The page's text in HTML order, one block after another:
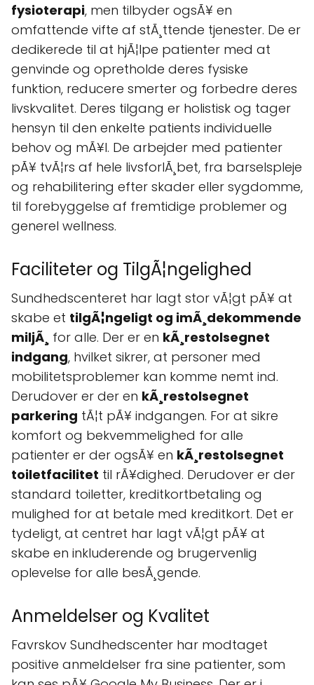
fysioterapi, men tilbyder ogsÃ¥ en
omfattende vifte af stÃ¸ttende tjenester. De er
dedikerede til at hjÃ¦lpe patienter med at
genvinde og opretholde deres fysiske
funktion, reducere smerter og forbedre deres
livskvalitet. Deres tilgang er holistisk og tager
hensyn til den enkelte patients individuelle
behov og mÃ¥l. De arbejder med patienter
pÃ¥ tvÃ¦rs af hele livsforlÃ¸bet, fra barselspleje
og rehabilitering efter skader eller sygdomme,
til forebyggelse af fremtidige problemer og
generel wellness.
Faciliteter og TilgÃ¦ngelighed
Sundhedscenteret har lagt stor vÃ¦gt pÃ¥ at
skabe et tilgÃ¦ngeligt og imÃ¸dekommende
miljÃ¸ for alle. Der er en kÃ¸restolsegnet
indgang, hvilket sikrer, at personer med
mobilitetsproblemer kan komme nemt ind.
Derudover er der en kÃ¸restolsegnet
parkering tÃ¦t pÃ¥ indgangen. For at sikre
komfort og bekvemmelighed for alle
patienter er der ogsÃ¥ en kÃ¸restolsegnet
toiletfacilitet til rÃ¥dighed. Derudover er der
standard toiletter, kreditkortbetaling og
mulighed for at betale med kreditkort. Det er
tydeligt, at centret har lagt vÃ¦gt pÃ¥ at
skabe en inkluderende og brugervenlig
oplevelse for alle besÃ¸gende.
Anmeldelser og Kvalitet
Favrskov Sundhedscenter har modtaget
positive anmeldelser fra sine patienter, som